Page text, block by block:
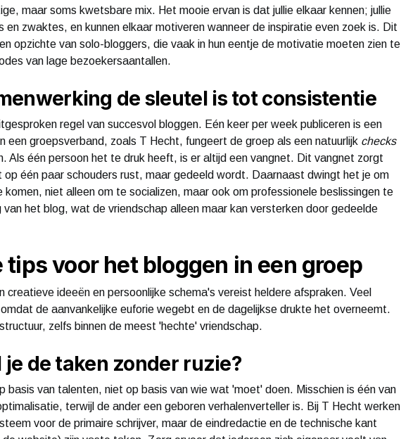
maar soms kwetsbare mix. Het mooie ervan is dat jullie elkaar kennen; jullie
zwaktes, en kunnen elkaar motiveren wanneer de inspiratie even zoek is. Dit
opzichte van solo-bloggers, die vaak in hun eentje de motivatie moeten zien te
van lage bezoekersaantallen.
de sleutel is tot consistentie
regel van succesvol bloggen. Eén keer per week publiceren is een
een groepsverband, zoals T Hecht, fungeert de groep als een natuurlijk checks
Als één persoon het te druk heeft, is er altijd een vangnet. Dit vangnet zorgt
op één paar schouders rust, maar gedeeld wordt. Daarnaast dwingt het je om
komen, niet alleen om te socializen, maar ook om professionele beslissingen te
van het blog, wat de vriendschap alleen maar kan versterken door gedeelde
voor het bloggen in een groep
creatieve ideeën en persoonlijke schema's vereist heldere afspraken. Veel
de aanvankelijke euforie wegebt en de dagelijkse drukte het overneemt.
zelfs binnen de meest 'hechte' vriendschap.
je de taken zonder ruzie?
basis van talenten, niet op basis van wie wat 'moet' doen. Misschien is één van
terwijl de ander een geboren verhalenverteller is. Bij T Hecht werken
voor de primaire schrijver, maar de eindredactie en de technische kant